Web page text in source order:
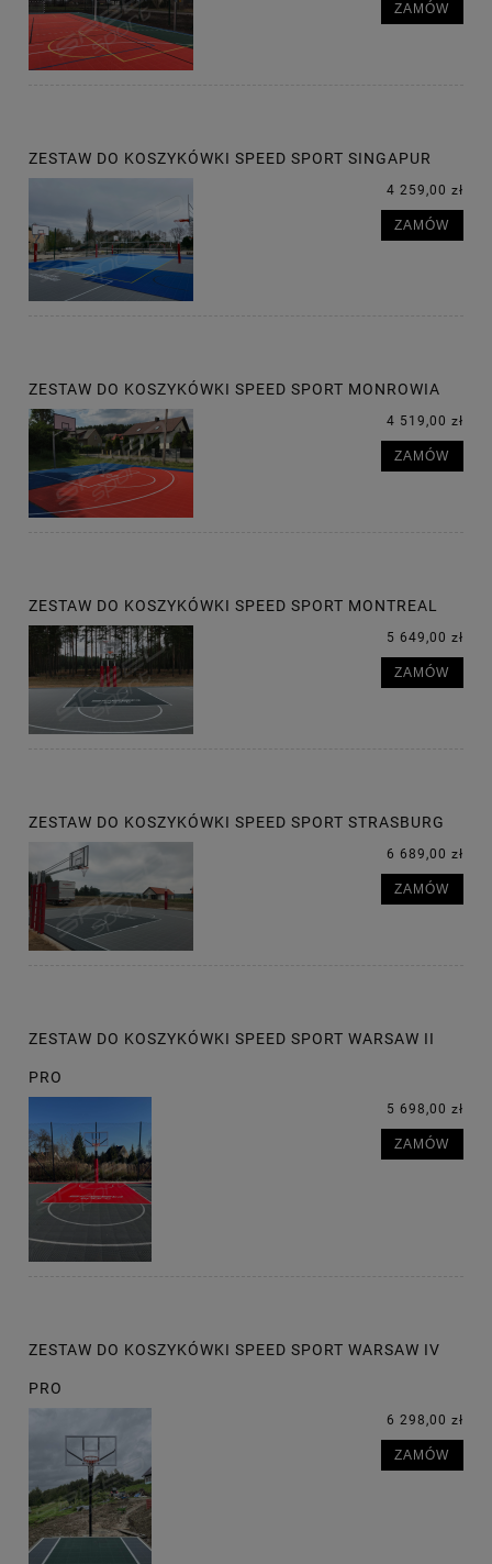
ZAMÓW
ZESTAW DO KOSZYKÓWKI SPEED SPORT SINGAPUR
4 259,00 zł
ZAMÓW
ZESTAW DO KOSZYKÓWKI SPEED SPORT MONROWIA
4 519,00 zł
ZAMÓW
ZESTAW DO KOSZYKÓWKI SPEED SPORT MONTREAL
5 649,00 zł
ZAMÓW
ZESTAW DO KOSZYKÓWKI SPEED SPORT STRASBURG
6 689,00 zł
ZAMÓW
ZESTAW DO KOSZYKÓWKI SPEED SPORT WARSAW II
PRO
5 698,00 zł
ZAMÓW
ZESTAW DO KOSZYKÓWKI SPEED SPORT WARSAW IV
PRO
6 298,00 zł
ZAMÓW